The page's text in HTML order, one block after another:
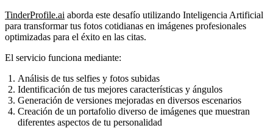
TinderProfile.ai aborda este desafío utilizando Inteligencia Artificial
para transformar tus fotos cotidianas en imágenes profesionales
optimizadas para el éxito en las citas.
El servicio funciona mediante:
Análisis de tus selfies y fotos subidas
Identificación de tus mejores características y ángulos
Generación de versiones mejoradas en diversos escenarios
Creación de un portafolio diverso de imágenes que muestran
diferentes aspectos de tu personalidad